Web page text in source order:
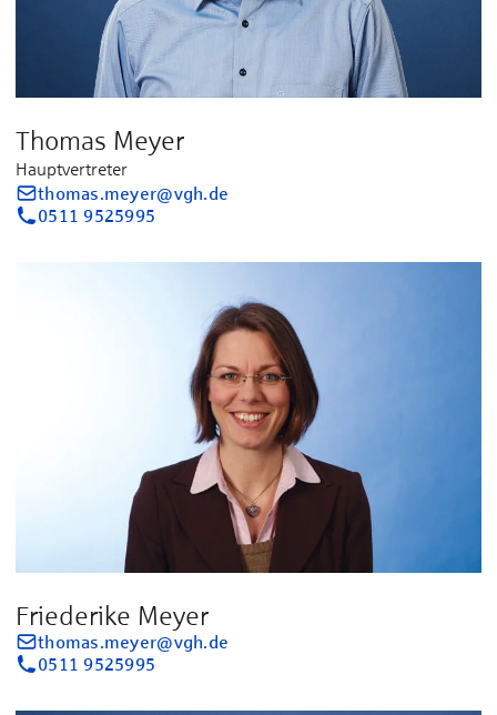
Thomas Meyer
Hauptvertreter
thomas.meyer@vgh.de
0511 9525995
Friederike Meyer
thomas.meyer@vgh.de
0511 9525995